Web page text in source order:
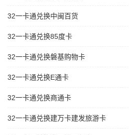
32一卡通兑换中闽百货
32一卡通兑换85度卡
32一卡通兑换磐基购物卡
32一卡通兑换E通卡
32一卡通兑换商通卡
32一卡通兑换建万卡建发旅游卡